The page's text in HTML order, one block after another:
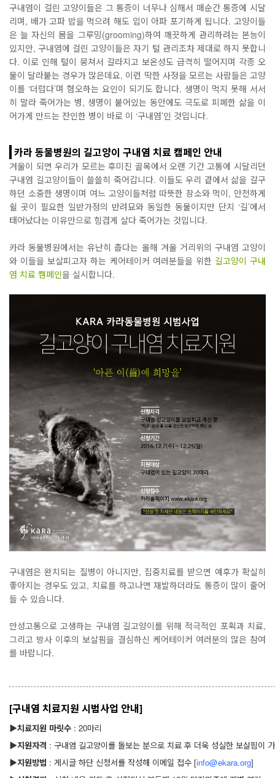
구내염이 걸린 고양이들은 그 통증이 너무나 심해서 매순간 통증에 시달
리며, 배가 고파 밥을 먹으려 해도 입이 아파 포기하게 됩니다. 고양이들
은 늘 자신의 몸을 그루밍(grooming)하여 깨끗하게 관리하려는 본능이
있지만, 구내염에 걸린 고양이들은 자기 털 관리조차 제대로 하지 못합니
다. 이로 인해 털이 뭉쳐서 갈라지고 보온성도 급격히 떨어지며 각종 오
물이 달라붙는 경우가 많은데요, 이런 딱한 사정을 모르는 사람들은 고양
이를 ‘더럽다’며 혐오하는 요인이 되기도 합니다. 생명이 먹지 못해 서서
히 말라 죽어가는 병, 생명이 붙어있는 동안에도 극도로 피폐한 삶을 이
어가게 만드는 잔인한 병이 바로 이 ‘구내염’인 것입니다.
카라 동물병원의 길고양이 구내염 치료 캠페인 안내
겨울이 되면 우리가 모르는 후미진 골목에서 오랜 기간 고통에 시달리던
구내염 길고양이들이 쓸쓸히 죽어갑니다. 이들도 우리 곁에서 삶을 갈구
하던 소중한 생명이며 여느 고양이들처럼 따뜻한 장소와 먹이, 안전하게
쉴 곳이 필요한 일반가정의 반려묘와 동일한 동물이지만 단지 ‘길’에서
태어났다는 이유만으로 힘겹게 살다 죽어가는 것입니다.
카라 동물병원에서는 유난히 춥다는 올해 겨울 거리위의 구내염 고양이
와 이들을 보살피고자 하는 케어테이커 여러분들을 위한 길고양이 구내
염 치료 캠페인을 실시합니다.
구내염은 완치되는 질병이 아니지만, 집중치료를 받으면 예후가 확실히
좋아지는 경우도 있고, 치료를 하고나면 재발하더라도 통증이 많이 줄어
들 수 있습니다.
만성고통으로 고생하는 구내염 길고양이를 위해 적극적인 포획과 치료,
그리고 방사 이후의 보살핌을 결심하신 케어테이커 여러분의 많은 참여
를 바랍니다.
[구내염 치료지원 시범사업 안내]
▶치료지원 마릿수 : 20마리
▶지원자격 : 구내염 길고양이를 돌보는 분으로 치료 후 더욱 성실한 보살핌이
▶지원방법 : 게시글 하단 신청서를 작성해 이메일 접수 [info@ekara.org]